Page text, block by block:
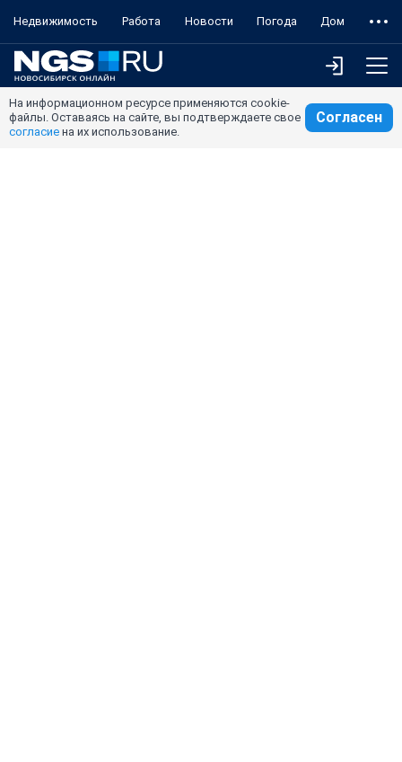
Недвижимость Работа Новости Погода Дом
На информационном ресурсе применяются cookie-
файлы. Оставаясь на сайте, вы подтверждаете свое
согласие на их использование.
Согласен